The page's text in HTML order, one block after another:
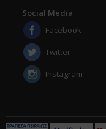
Social Media
Facebook
Twitter
Instagram